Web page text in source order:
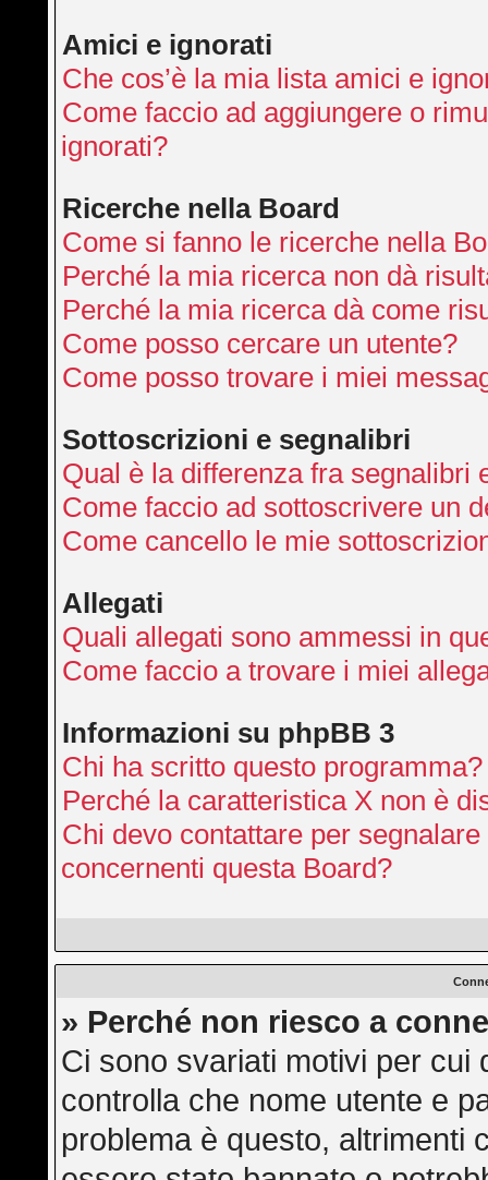
Amici e ignorati
Che cos’è la mia lista amici e
Come faccio ad aggiungere o
ignorati?
Ricerche nella Board
Come si fanno le ricerche nella
Perché la mia ricerca non dà
Perché la mia ricerca dà come
Come posso cercare un utente?
Come posso trovare i miei
Sottoscrizioni e segnalibri
Qual è la differenza fra segnalibri
Come faccio ad sottoscrivere un
Come cancello le mie
Allegati
Quali allegati sono ammessi in
Come faccio a trovare i miei
Informazioni su phpBB 3
Chi ha scritto questo programma?
Perché la caratteristica X non è
Chi devo contattare per
concernenti questa Board?
» Perché non riesco a
Ci sono svariati motivi per
controlla che nome utente e
problema è questo, altrimenti